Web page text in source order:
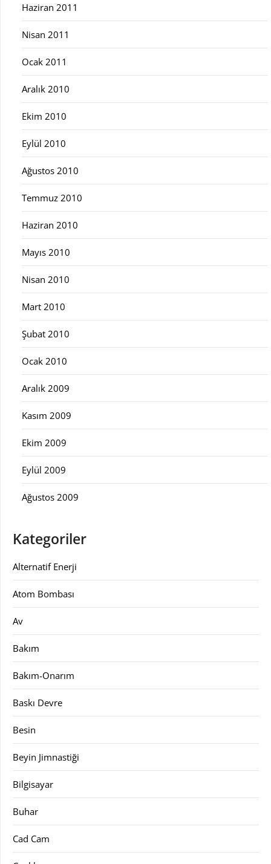
Haziran 2011
Nisan 2011
Ocak 2011
Aralık 2010
Ekim 2010
Eylül 2010
Ağustos 2010
Temmuz 2010
Haziran 2010
Mayıs 2010
Nisan 2010
Mart 2010
Şubat 2010
Ocak 2010
Aralık 2009
Kasım 2009
Ekim 2009
Eylül 2009
Ağustos 2009
Kategoriler
Alternatif Enerji
Atom Bombası
Av
Bakım
Bakım-Onarım
Baskı Devre
Besin
Beyin Jimnastiği
Bilgisayar
Buhar
Cad Cam